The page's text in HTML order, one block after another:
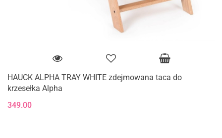
HAUCK ALPHA TRAY WHITE zdejmowana taca do
krzesełka Alpha
349.00